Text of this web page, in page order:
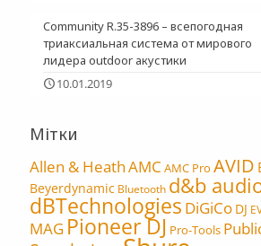
Community R.35-3896 – всепогодная
триаксиальная система от мирового
лидера outdoor акустики
10.01.2019
Мітки
Allen & HeathAMC AMC Pro AVID
Beyerdynamic Bluetooth d&b
dBTechnologies DiGiCo DJ
MAG Pioneer DJ Pro-Tools